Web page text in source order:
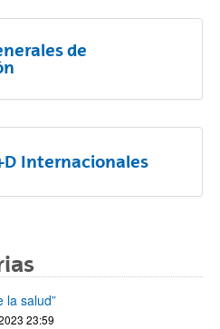
de
Internacionales
la salud”
23:59